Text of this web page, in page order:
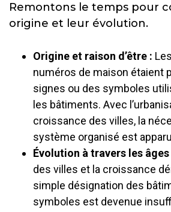
Remontons le temps pour
origine et leur évolution.
Origine et raison d’être :
numéros de maison étaient
signes ou des symboles
les bâtiments. Avec
croissance des villes, la
système organisé est
Évolution à travers les âges
des villes et la croissance
simple désignation des
symboles est devenue